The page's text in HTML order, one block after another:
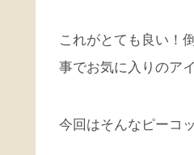
これがとても良い！
事でお気に入りのア
今回はそんなピーコ